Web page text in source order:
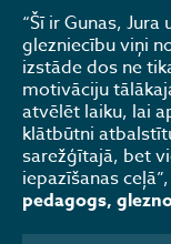
“Šī ir Gunas,
glezniecību viņi
izstāde dos ne
motivāciju
atvēlēt laiku, lai
klātbūtni
sarežģītajā, bet
iepazīšanas
pedagogs,